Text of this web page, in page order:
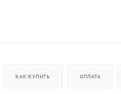
КАК КУПИТЬ ОПЛАТА